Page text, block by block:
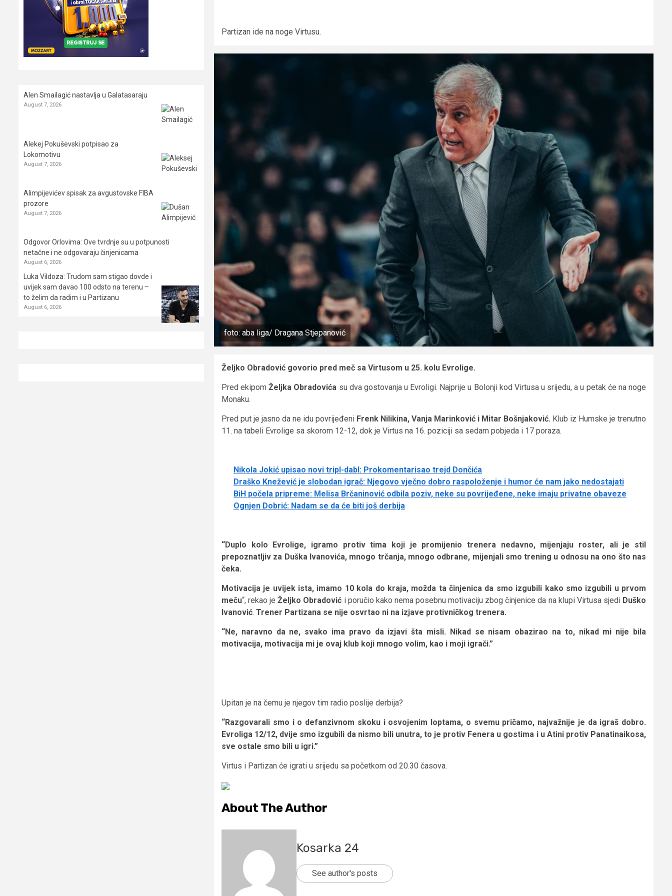
Partizan ide na noge Virtusu.
foto: aba liga/ Dragana Stjepanović
Željko Obradović govorio pred meč sa Virtusom u 25. kolu Evrolige.
Pred ekipomŽeljka Obradovića su dva gostovanja u Evroligi. Najprije u Bolonji kod Virtusa u srijedu, a u petak će na noge
Monaku.
Pred put je jasno da ne idu povrijeđeni Frenk Nilikina, Vanja Marinković i Mitar Bošnjaković. Klub iz Humske je trenutno
11. na tabeli Evrolige sa skorom 12-12, dok je Virtus na 16. poziciji sa sedam pobjeda i 17 poraza.
Nikola Jokić upisao novi tripl-dabl: Prokomentarisao trejd Dončića
Draško Knežević je slobodan igrač: Njegovo vječno dobro raspoloženje i humor će nam jako nedostajati
BiH počela pripreme: Melisa Brčaninović odbila poziv, neke su povrijeđene, neke imaju privatne obaveze
Ognjen Dobrić: Nadam se da će biti još derbija
“Duplo kolo Evrolige, igramo protiv tima koji je promijenio trenera nedavno, mijenjaju roster, ali je stil
prepoznatljiv za Duška Ivanovića, mnogo trčanja, mnogo odbrane, mijenjali smo trening u odnosu na ono što nas
čeka.
Motivacija je uvijek ista, imamo 10 kola do kraja, možda ta činjenica da smo izgubili kako smo izgubili u prvom
meču“, rekao jeŽeljko Obradović i poručio kako nema posebnu motivaciju zbog činjenice da na klupi Virtusa sjedi Duško
Ivanović. Trener Partizana se nije osvrtao ni na izjave protivničkog trenera.
“Ne, naravno da ne, svako ima pravo da izjavi šta misli. Nikad se nisam obazirao na to, nikad mi nije bila
motivacija, motivacija mi je ovaj klub koji mnogo volim, kao i moji igrači.”
Upitan je na čemu je njegov tim radio poslije derbija?
“Razgovarali smo i o defanzivnom skoku i osvojenim loptama, o svemu pričamo, najvažnije je da igraš dobro.
Evroliga 12/12, dvije smo izgubili da nismo bili unutra, to je protiv Fenera u gostima i u Atini protiv Panatinaikosa,
sve ostale smo bili u igri.”
Virtus i Partizan će igrati u srijedu sa početkom od 20.30 časova.
About The Author
Kosarka 24
See author's posts
Alen Smailagić nastavlja u Galatasaraju
August 7, 2026
Alekej Pokuševski potpisao za
Lokomotivu
August 7, 2026
Alimpijevićev spisak za avgustovske FIBA
prozore
August 7, 2026
Odgovor Orlovima: ​Ove tvrdnje su u potpunosti
netačne i ne odgovaraju činjenicama
August 6, 2026
Luka Vildoza: Trudom sam stigao dovde i
uvijek sam davao 100 odsto na terenu –
to želim da radim i u Partizanu
August 6, 2026